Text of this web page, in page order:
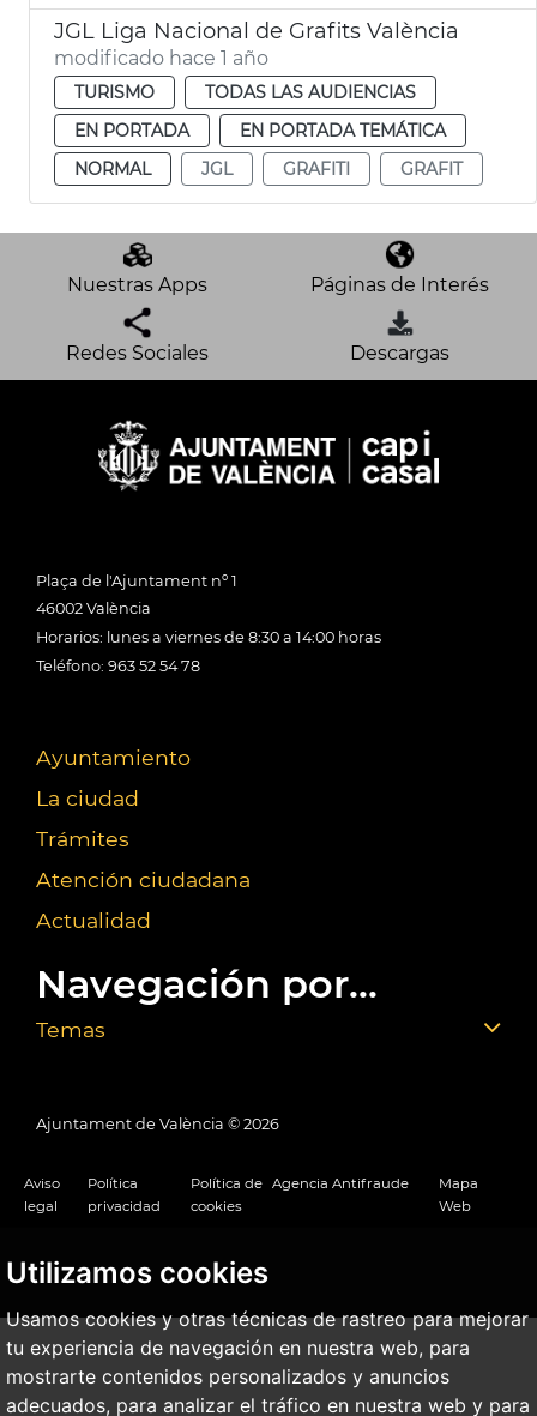
Utilizamos cookies
Usamos cookies y otras técnicas de rastreo para mejorar
tu experiencia de navegación en nuestra web, para
mostrarte contenidos personalizados y anuncios
adecuados, para analizar el tráfico en nuestra web y para
JGL Liga Nacional de Grafits València
modificado hace 1 año
TURISMO
TODAS LAS AUDIENCIAS
EN PORTADA
EN PORTADA TEMÁTICA
NORMAL
JGL GRAFITI GRAFIT
Nuestras Apps Páginas de Interés
Redes Sociales Descargas
Plaça de l'Ajuntament nº 1
46002 València
Horarios: lunes a viernes de 8:30 a 14:00 horas
Teléfono: 963 52 54 78
Ayuntamiento
La ciudad
Trámites
Atención ciudadana
Actualidad
Navegación por...
Temas
Ajuntament de València © 2026
Aviso
legal
Política
privacidad
Política de
cookies
Agencia Antifraude
Mapa
Web